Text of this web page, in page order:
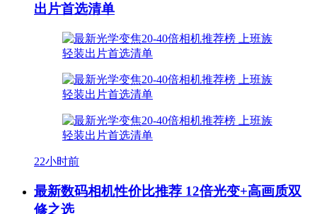
出片首选清单
22小时前
最新数码相机性价比推荐 12倍光变+高画质双
修之选